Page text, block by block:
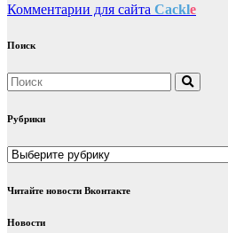
Комментарии для сайта Cackle
Поиск
Рубрики
Рубрики
Читайте новости Вконтакте
Новости